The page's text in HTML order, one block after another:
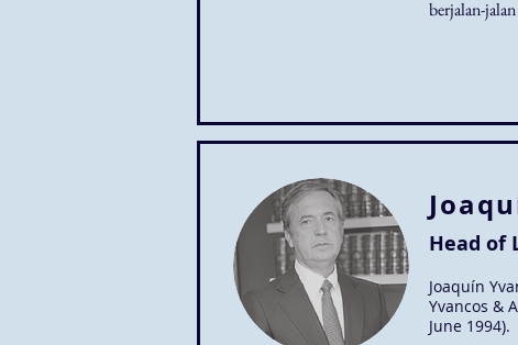
berjalan-
Head of
Joaquín
Yvancos &
June 1994).